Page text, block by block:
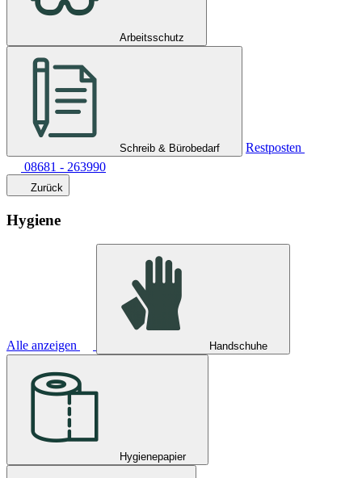
Arbeitsschutz
Schreib & Bürobedarf
Restposten
08681 - 263990
Zurück
Hygiene
Alle anzeigen Handschuhe
Hygienepapier